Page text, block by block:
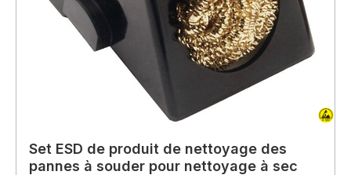
Set ESD de produit de nettoyage des
pannes à souder pour nettoyage à sec